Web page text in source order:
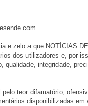
e zelo a que NOTÍCIAS
dos utilizadores e, por
qualidade, integridade,
teor difamatório,
disponibilizadas em